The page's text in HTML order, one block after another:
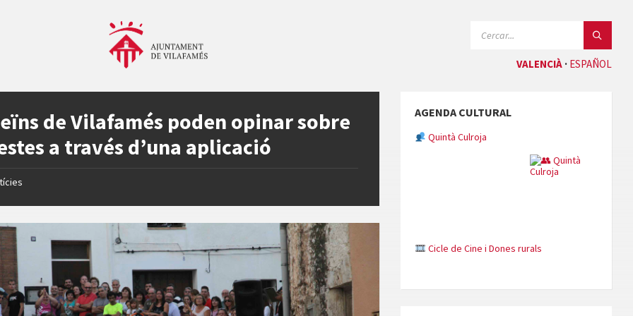
VALENCIÀ ESPAÑOL
de Vilafamés poden opinar sobre
a través d’una aplicació
AGENDA CULTURAL
Quintà Culroja
Cicle de Cine i Dones rurals